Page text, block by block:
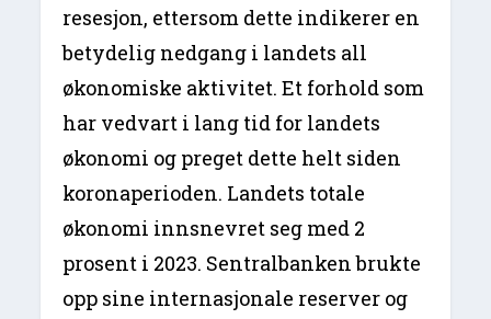
resesjon, ettersom dette indikerer en
betydelig nedgang i landets all
økonomiske aktivitet. Et forhold som
har vedvart i lang tid for landets
økonomi og preget dette helt siden
koronaperioden. Landets totale
økonomi innsnevret seg med 2
prosent i 2023. Sentralbanken brukte
opp sine internasjonale reserver og